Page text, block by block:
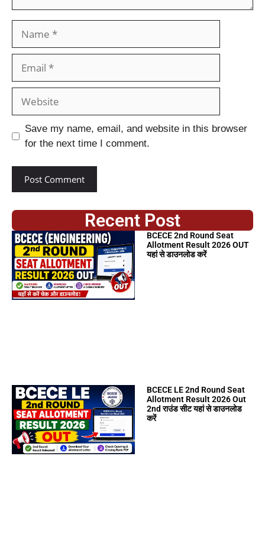
Save my name, email, and website in this browser
for the next time I comment.
Recent Post
BCECE 2nd Round Seat
Allotment Result 2026 OUT
यहां से डाउनलोड करें
BCECE LE 2nd Round Seat
Allotment Result 2026 Out
2nd राउंड सीट यहां से डाउनलोड
करें